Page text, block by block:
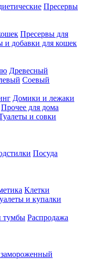
Пресервы
Пресервы для
и добавки для кошек
Древесный
Соевый
Домики и лежаки
Прочее для дома
и совки
Посуда
Клетки
и купалки
тумбы Распродажа